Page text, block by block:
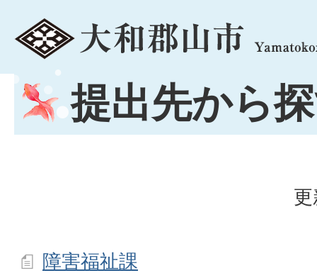
menu
提出先から
障害福祉課